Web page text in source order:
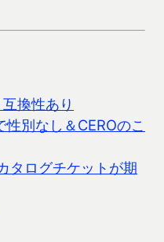
換性あり
別なし＆CEROのこ
タログチケットが期